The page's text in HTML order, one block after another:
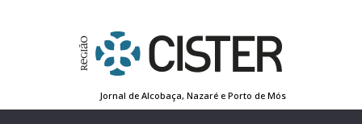
Jornal de Alcobaça, Nazaré e Porto de Mós
Estatuto Editorial
Contactos
Política de Privacidade